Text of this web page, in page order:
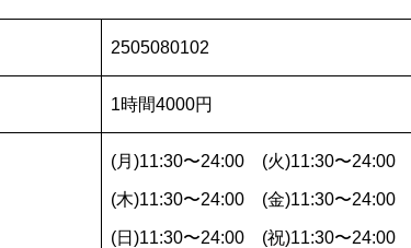
2505080102
1時間4000円
(月)11:30〜24:00 (火)11:30〜24:00
(木)11:30〜24:00 (金)11:30〜24:00
(日)11:30〜24:00 (祝)11:30〜24:00